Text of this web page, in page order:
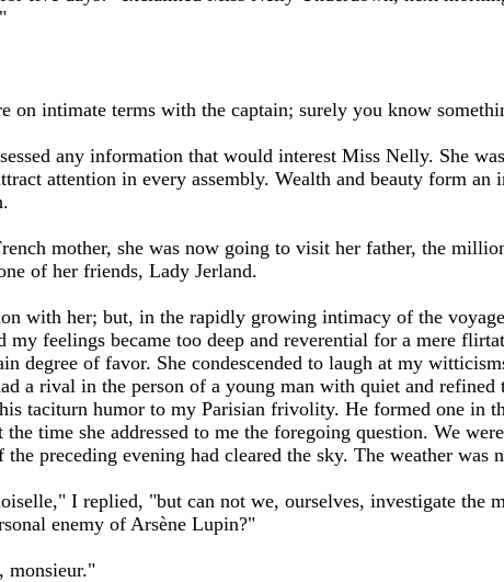
on intimate terms with the captain; surely you know
any information that would interest Miss Nelly. She
attention in every assembly. Wealth and beauty form an
mother, she was now going to visit her father, the
of her friends, Lady Jerland.
with her; but, in the rapidly growing intimacy of the
my feelings became too deep and reverential for a mere
degree of favor. She condescended to laugh at my
a rival in the person of a young man with quiet and refined
taciturn humor to my Parisian frivolity. He formed one in
time she addressed to me the foregoing question. We
preceding evening had cleared the sky. The weather was
I replied, "but can not we, ourselves, investigate the
enemy of Arsène Lupin?"
monsieur."